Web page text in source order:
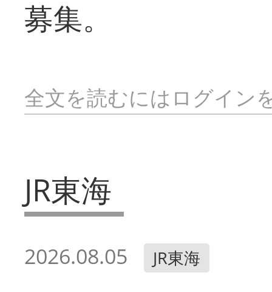
募集。
全文を読むにはログイン
JR東海
2026.08.05 JR東海